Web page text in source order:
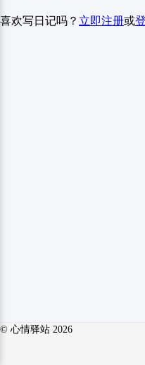
喜欢写日记吗？ 立即注册或
© 心情驿站 2026